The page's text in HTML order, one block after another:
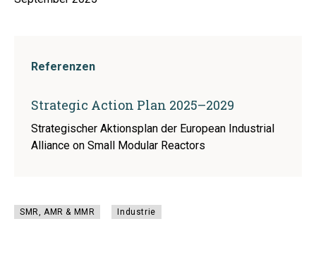
Referenzen
Strategic Action Plan 2025–2029
Strategischer Aktionsplan der European Industrial
Alliance on Small Modular Reactors
SMR, AMR & MMR Industrie